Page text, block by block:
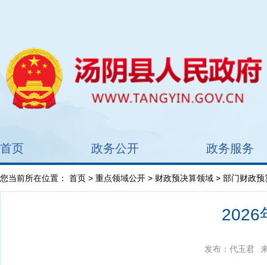
首页 政务公开 政务服务
您当前所在位置： 首页 > 重点领域公开 > 财政预决算领域 > 部门财政预
2026
发布：代玉君